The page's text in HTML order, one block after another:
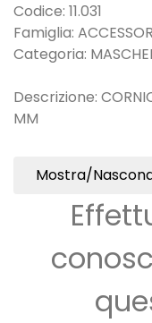
Codice: 11.031
Famiglia:
Categoria:
Descrizione:
MM
Mostra/